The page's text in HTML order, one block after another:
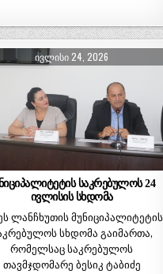
ᲘᲕᲚᲘᲡᲘ 24, 2026
საკრებულოს 24
ივლისის სხდომა
ლანჩხუთის მუნიციპალიტეტის
სხდომა გაიმართა,
რომელსაც საკრებულოს
თავმჯდომარე ბესიკ ტაბიძე